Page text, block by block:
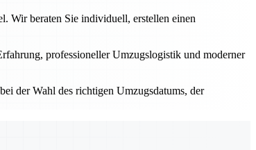
Wir beraten Sie individuell, erstellen einen
professioneller Umzugslogistik und moderner
der Wahl des richtigen Umzugsdatums, der